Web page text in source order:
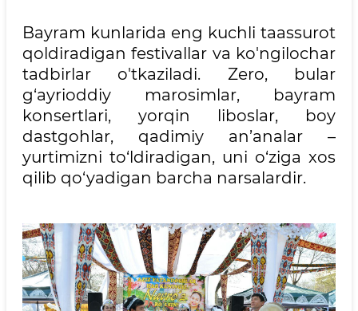
Bayram kunlarida eng kuchli taassurot
qoldiradigan festivallar va ko'ngilochar
tadbirlar o'tkaziladi. Zero, bular
g‘ayrioddiy marosimlar, bayram
konsertlari, yorqin liboslar, boy
dastgohlar, qadimiy an’analar –
yurtimizni to‘ldiradigan, uni o‘ziga xos
qilib qo‘yadigan barcha narsalardir.